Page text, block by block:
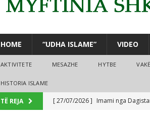
HOME “UDHA ISLAME” VIDEO
AKTIVITETE MESAZHE HYTBE
HISTORIA ISLAME
TË REJA [ 27/07/2026 ] Imami nga